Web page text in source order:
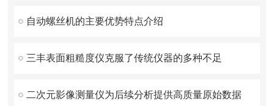
自动螺丝机的主要优势特点介绍
三丰表面粗糙度仪克服了传统仪器的多种不足
二次元影像测量仪为后续分析提供高质量原始数据